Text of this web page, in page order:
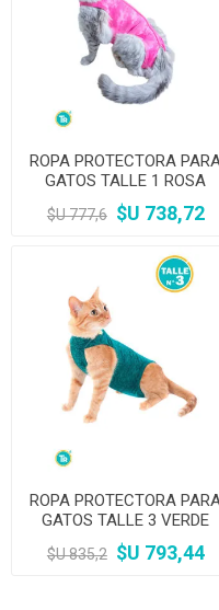
ROPA PROTECTORA
GATOS TALLE 1 ROSA
$U 777,6 $U 738,72
ROPA PROTECTORA
GATOS TALLE 3 VERDE
$U 835,2 $U 793,44